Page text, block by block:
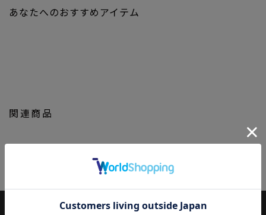
タイルに
ズビギ】
アメリカントラッドを軸にアメリカンカルチャー、ストリート、
ワーク、アウトドアといった多様なスタイル・文化を柔軟に取り
入れながら、現代の大人にふさわしいファッションを追求するブ
▼Instagram：@unionstation_official
関連商品
あなたへのおすすめアイテム